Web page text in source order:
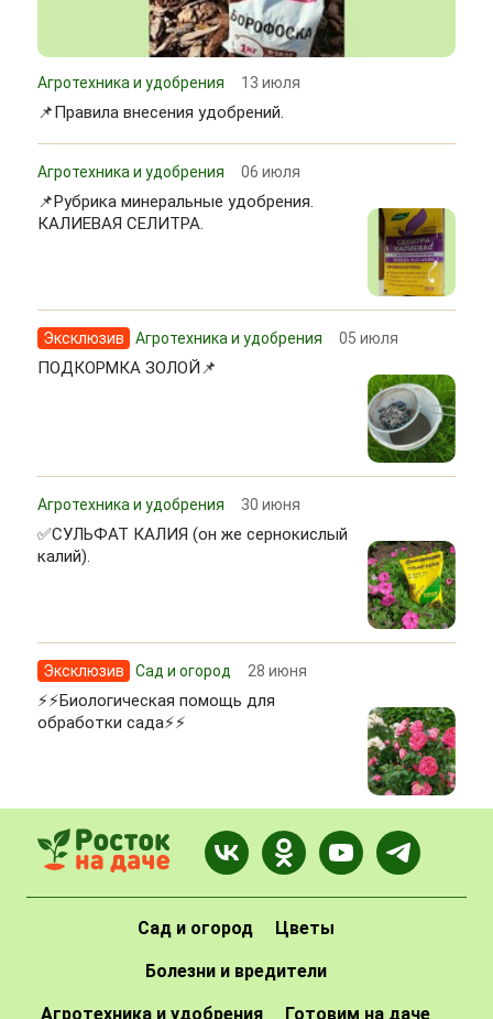
Агротехника и удобрения 13 июля
📌Правила внесения удобрений.
Агротехника и удобрения 06 июля
📌Рубрика минеральные удобрения.
КАЛИЕВАЯ СЕЛИТРА.
Эксклюзив Агротехника и удобрения 05 июля
ПОДКОРМКА ЗОЛОЙ📌
Агротехника и удобрения 30 июня
✅СУЛЬФАТ КАЛИЯ (он же сернокислый
калий).
Эксклюзив Сад и огород 28 июня
⚡⚡Биологическая помощь для
обработки сада⚡⚡
Сад и огород Цветы
Болезни и вредители
Агротехника и удобрения Готовим на даче